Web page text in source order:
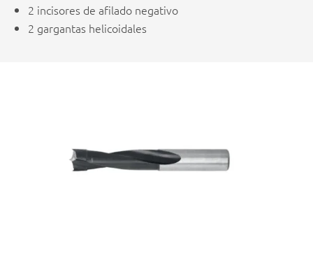
2 incisores de afilado negativo
2 gargantas helicoidales